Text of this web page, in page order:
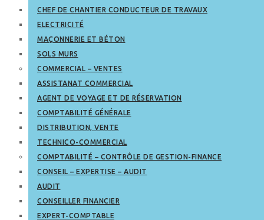
CHEF DE CHANTIER CONDUCTEUR DE TRAVAUX
ELECTRICITÉ
MAÇONNERIE ET BÉTON
SOLS MURS
COMMERCIAL – VENTES
ASSISTANAT COMMERCIAL
AGENT DE VOYAGE ET DE RÉSERVATION
COMPTABILITÉ GÉNÉRALE
DISTRIBUTION, VENTE
TECHNICO-COMMERCIAL
COMPTABILITÉ – CONTRÔLE DE GESTION-FINANCE
CONSEIL – EXPERTISE – AUDIT
AUDIT
CONSEILLER FINANCIER
EXPERT-COMPTABLE